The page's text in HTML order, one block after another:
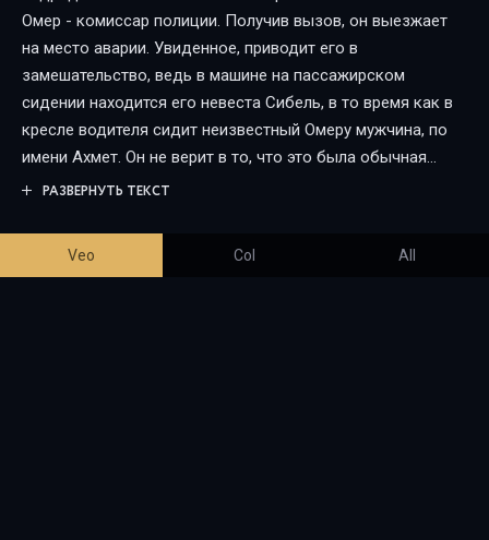
Омер - комиссар полиции. Получив вызов, он выезжает
на место аварии. Увиденное, приводит его в
замешательство, ведь в машине на пассажирском
сидении находится его невеста Сибель, в то время как в
кресле водителя сидит неизвестный Омеру мужчина, по
имени Ахмет. Он не верит в то, что это была обычная
авария, и, доверяя своей интуиции, начинает собственное
факты и неопровержимые улики преступления.
РАЗВЕРНУТЬ ТЕКСТ
Veo Col All